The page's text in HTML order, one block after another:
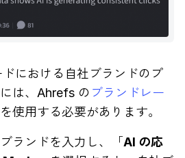
における自社ブランドのプ
は、Ahrefs の ブランドレー
使用する必要があります。
ランドを入力し、「AI の応